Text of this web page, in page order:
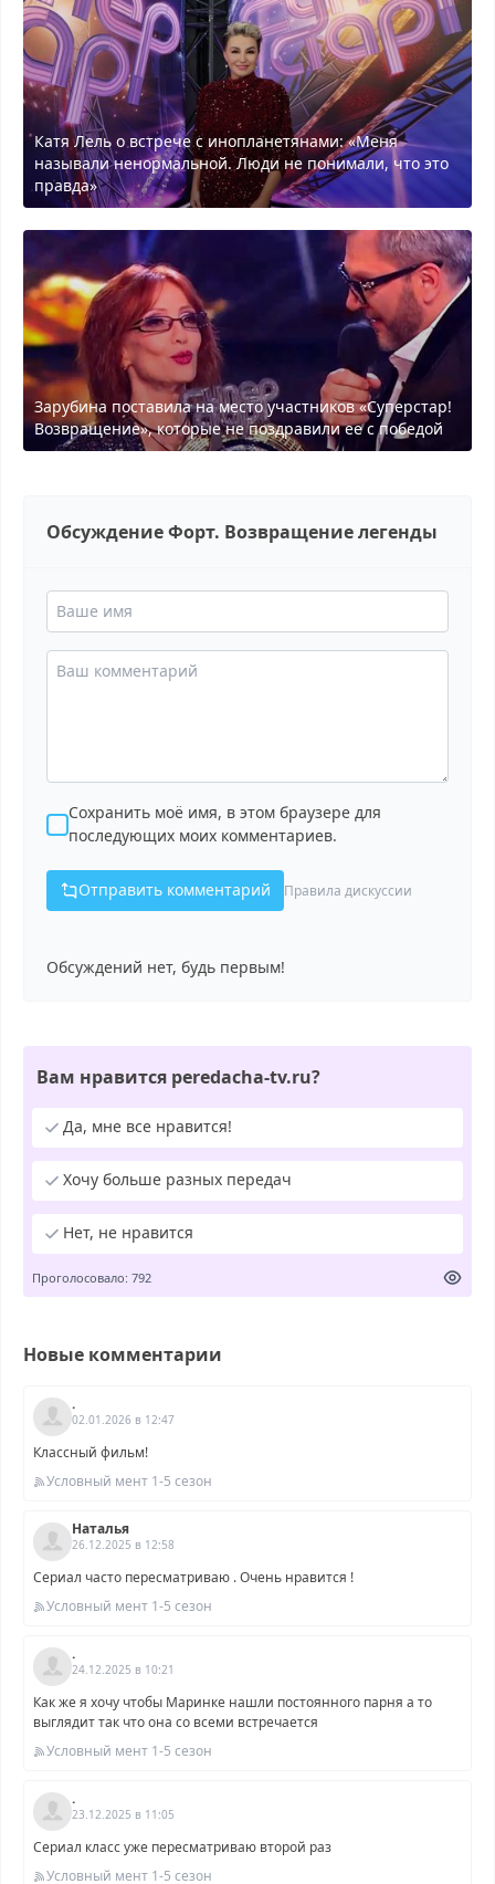
Катя Лель о встрече с инопланетянами: «Меня
называли ненормальной. Люди не понимали, что это
правда»
Зарубина поставила на место участников «Суперстар!
Возвращение», которые не поздравили ее с победой
Обсуждение Форт. Возвращение легенды
Сохранить моё имя, в этом браузере для
последующих моих комментариев.
Отправить комментарий Правила дискуссии
Обсуждений нет, будь первым!
Вам нравится peredacha-tv.ru?
Да, мне все нравится!
Хочу больше разных передач
Нет, не нравится
Проголосовало: 792
Новые комментарии
.
02.01.2026 в 12:47
Классный фильм!
Условный мент 1-5 сезон
Наталья
26.12.2025 в 12:58
Сериал часто пересматриваю . Очень нравится !
Условный мент 1-5 сезон
.
24.12.2025 в 10:21
Как же я хочу чтобы Маринке нашли постоянного парня а то
выглядит так что она со всеми встречается
Условный мент 1-5 сезон
.
23.12.2025 в 11:05
Сериал класс уже пересматриваю второй раз
Условный мент 1-5 сезон